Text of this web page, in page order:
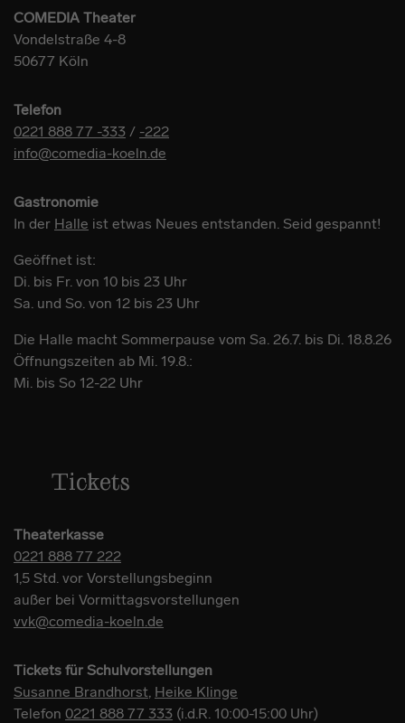
COMEDIA Theater
Vondelstraße 4-8
50677 Köln
Telefon
0221 888 77 -333 / -222
info@comedia-koeln.de
Gastronomie
In der Halle ist etwas Neues entstanden. Seid gespannt!
Geöffnet ist:
Di. bis Fr. von 10 bis 23 Uhr
Sa. und So. von 12 bis 23 Uhr
Die Halle macht Sommerpause vom Sa. 26.7. bis Di. 18.8.26
Öffnungszeiten ab Mi. 19.8.:
Mi. bis So 12-22 Uhr
Tickets
Theaterkasse
0221 888 77 222
1,5 Std. vor Vorstellungsbeginn
außer bei Vormittagsvorstellungen
vvk@comedia-koeln.de
Tickets für Schulvorstellungen
Susanne Brandhorst Heike Klinge
Telefon 0221 888 77 333 (i.d.R. 10:00-15:00 Uhr)